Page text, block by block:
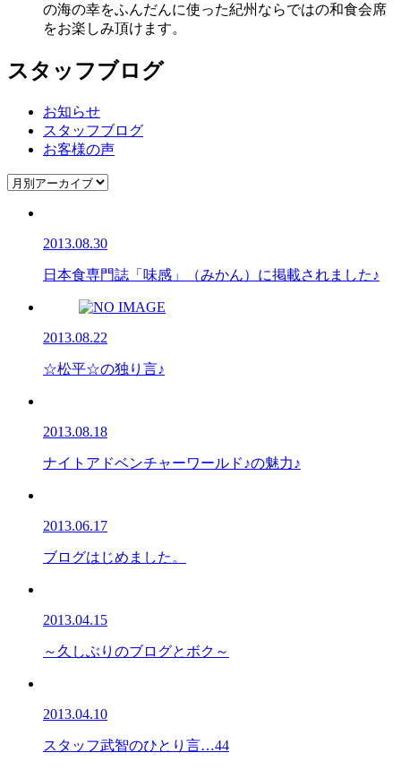
の海の幸をふんだんに使った紀州ならではの和⾷会席
をお楽しみ頂けます。
スタッフブログ
お知らせ
スタッフブログ
お客様の声
2013.08.30
日本食専門誌「味感」（みかん）に掲載されました♪
2013.08.22
☆松平☆の独り言♪
2013.08.18
ナイトアドベンチャーワールド♪の魅力♪
2013.06.17
ブログはじめました。
2013.04.15
～久しぶりのブログとボク～
2013.04.10
スタッフ武智のひとり言…44